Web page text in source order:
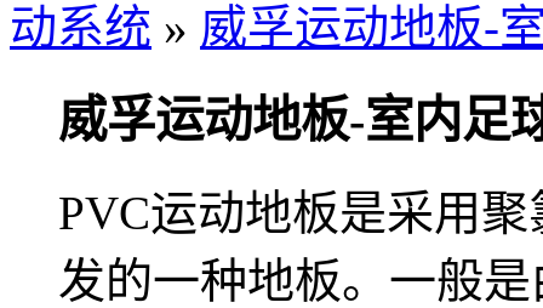
动系统 » 威孚运动地板-
威孚运动地板-室内足
PVC运动地板是采用
发的一种地板。一般